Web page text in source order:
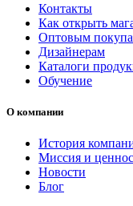
Контакты
Как открыть
Оптовым
Дизайнерам
Каталоги
Обучение
О компании
История
Миссия и
Новости
Блог